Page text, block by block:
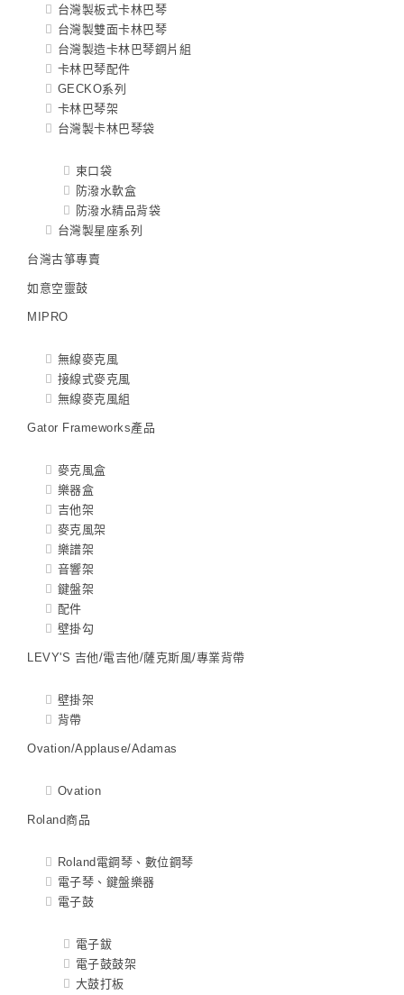
台灣製板式卡林巴琴
台灣製雙面卡林巴琴
台灣製造卡林巴琴鋼片組
卡林巴琴配件
GECKO系列
卡林巴琴架
台灣製卡林巴琴袋
束口袋
防潑水軟盒
防潑水精品背袋
台灣製星座系列
台灣古箏專賣
如意空靈鼓
MIPRO
無線麥克風
接線式麥克風
無線麥克風組
Gator Frameworks產品
麥克風盒
樂器盒
吉他架
麥克風架
樂譜架
音響架
鍵盤架
配件
壁掛勾
LEVY'S 吉他/電吉他/薩克斯風/專業背帶
壁掛架
背帶
Ovation/Applause/Adamas
Ovation
Roland商品
Roland電鋼琴、數位鋼琴
電子琴、鍵盤樂器
電子鼓
電子鈸
電子鼓鼓架
大鼓打板